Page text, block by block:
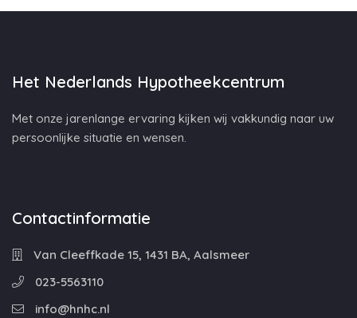
Het Nederlands Hypotheekcentrum
Met onze jarenlange ervaring kijken wij vakkundig naar uw
persoonlijke situatie en wensen.
Contactinformatie
Van Cleeffkade 15, 1431 BA, Aalsmeer
023-5563110
info@hnhc.nl